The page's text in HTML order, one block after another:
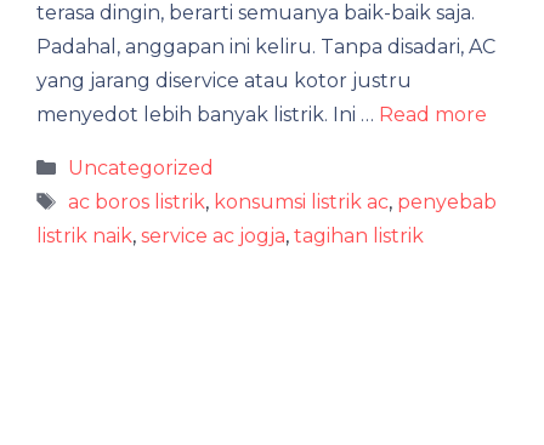
terasa dingin, berarti semuanya baik-baik saja.
Padahal, anggapan ini keliru. Tanpa disadari, AC
yang jarang diservice atau kotor justru
menyedot lebih banyak listrik. Ini … Read more
Categories
Uncategorized
Tags
ac boros listrik, konsumsi listrik ac, penyebab
listrik naik, service ac jogja, tagihan listrik